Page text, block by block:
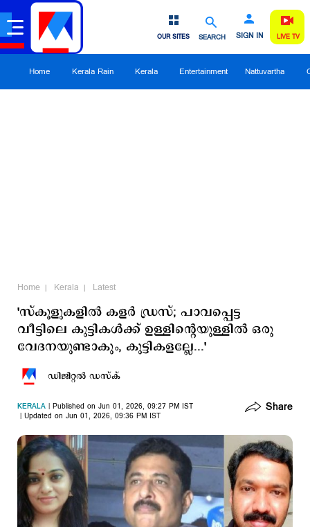
SEARCH SIGN IN
OUR SITES LIVE TV
Home Kerala Rain Kerala Entertainment Nattuvartha
Home Kerala Latest
'സ്കൂളുകളില്‍ കളർ ഡ്രസ്; പാവപ്പെട്ട
വീട്ടിലെ കുട്ടികൾക്ക് ഉള്ളിന്‍റെയുള്ളിൽ ഒരു
വേദനയുണ്ടാകും, കുട്ടികളല്ലേ...'
ഡിജിറ്റല്‍ ഡസ്ക്
KERALA
Published on Jun 01, 2026, 09:27 PM IST
Updated on Jun 01, 2026, 09:36 PM IST
Share